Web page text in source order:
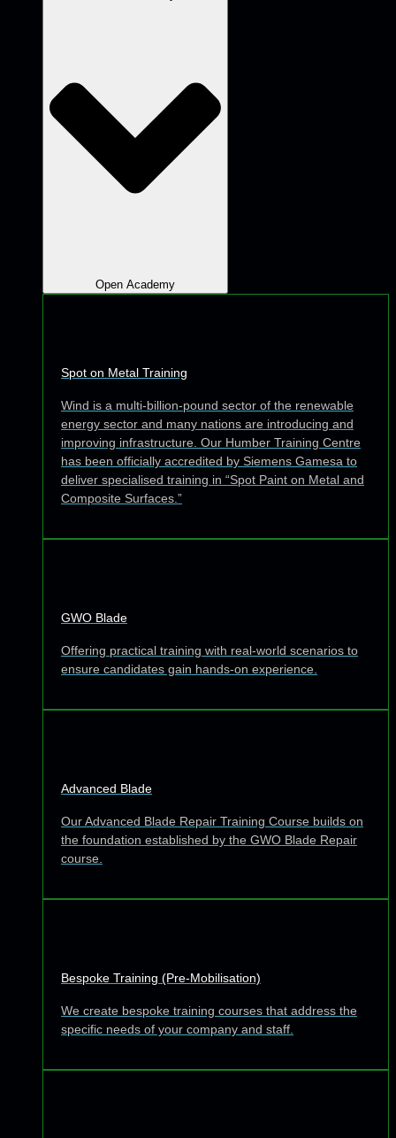
Open Academy
Spot on Metal Training
Wind is a multi-billion-pound sector of the renewable
energy sector and many nations are introducing and
improving infrastructure. Our Humber Training Centre
has been officially accredited by Siemens Gamesa to
deliver specialised training in “Spot Paint on Metal and
Composite Surfaces.”
GWO Blade
Offering practical training with real-world scenarios to
ensure candidates gain hands-on experience.
Advanced Blade
Our Advanced Blade Repair Training Course builds on
the foundation established by the GWO Blade Repair
course.
Bespoke Training (Pre-Mobilisation)
We create bespoke training courses that address the
specific needs of your company and staff.